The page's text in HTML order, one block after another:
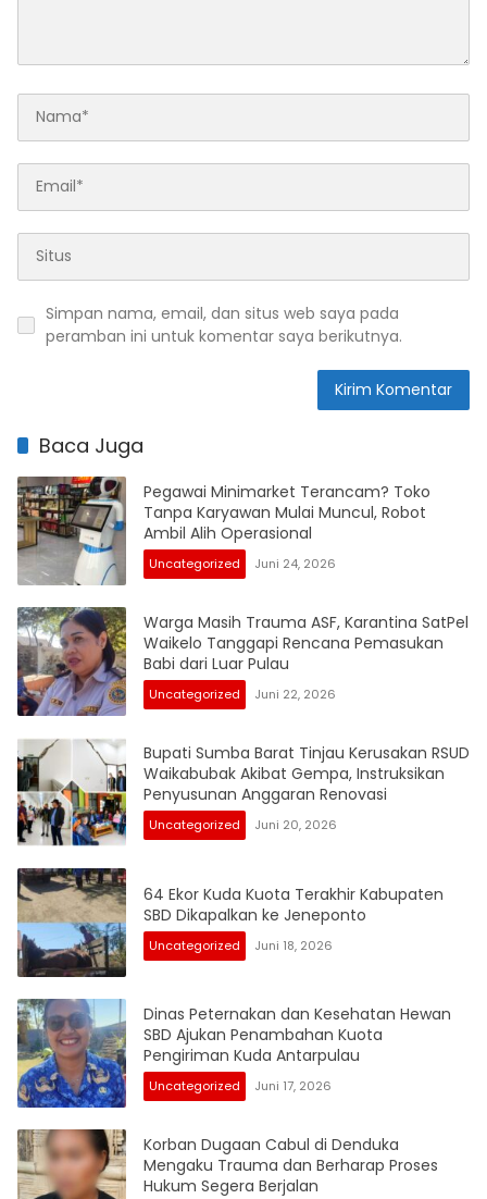
Simpan nama, email, dan situs web saya pada
peramban ini untuk komentar saya berikutnya.
Baca Juga
Pegawai Minimarket Terancam? Toko
Tanpa Karyawan Mulai Muncul, Robot
Ambil Alih Operasional
Uncategorized Juni 24, 2026
Warga Masih Trauma ASF, Karantina SatPel
Waikelo Tanggapi Rencana Pemasukan
Babi dari Luar Pulau
Uncategorized Juni 22, 2026
Bupati Sumba Barat Tinjau Kerusakan RSUD
Waikabubak Akibat Gempa, Instruksikan
Penyusunan Anggaran Renovasi
Uncategorized Juni 20, 2026
64 Ekor Kuda Kuota Terakhir Kabupaten
SBD Dikapalkan ke Jeneponto
Uncategorized Juni 18, 2026
Dinas Peternakan dan Kesehatan Hewan
SBD Ajukan Penambahan Kuota
Pengiriman Kuda Antarpulau
Uncategorized Juni 17, 2026
Korban Dugaan Cabul di Denduka
Mengaku Trauma dan Berharap Proses
Hukum Segera Berjalan